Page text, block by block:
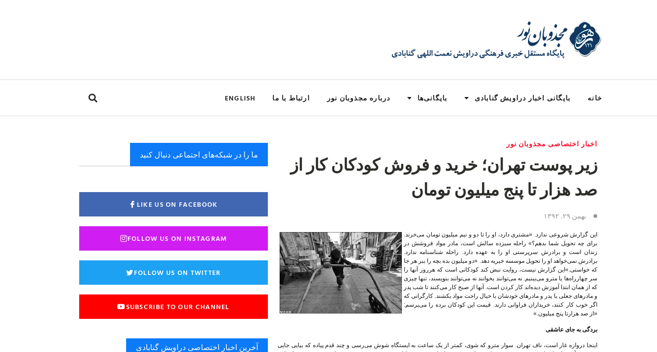
خانه بایگانی اخبار دراویش گنابادی بایگانی‌ها درباره مجذوبان نور ارتباط با ما ENGLISH
اخبار اختصاصی مجذوبان نور
زیر پوست تهران؛ خرید و فروش کودکان کار از
صد هزار تا پنج میلیون تومان
بهمن ۲۹, ۱۳۹۲
این گزارش شروعی ندارد. «مشتری دارد، او را تا دو و نیم میلیون تومان می‌خرند.
برای چه تحویل شما بدهم؟» راحله سیزده سالش است، مادر مواد فروشش در
زندان است و برادرش سرپرستی او را به عهده دارد. راحله شناسنامه ندارد.
برادرش نمی‌خواهد او را تحویل موسسه خیریه دهد. «دو میلیون بده بچه را ببر هر جا
که خواستی.»این گزارش نیست، روایت نبض کند کودکانی است که هرروز آنها را
سر چهارراه‌ها یا مترو می‌بینیم. نه می‌توانند بخوانند نه می‌توانند بنویسند، تنها چیزی
که از همان ابتدا آموزش دیده‌اند کار کردن است. آنها از صبح کار می‌کنند تا شب پدر
و مادرهای جعلی یا پدر و مادرهای خودشان با خیال راحت مواد بکشند. کارگرانی که
اگر خوب کار کنند، خریداران فراوانی دارند. قیمت این کودکان برده را می‌پرسم:
«از صد هزارتا پنج میلیون.»
بردگی به جای عاشقی
اینجا دروازه غار است، ناف تهران. سوار مترو که شوی، کمتر از یک ساعت به ایستگاه شوش می‌رسی و چند قدم پیاده که بیایی جایی
ما را در شبکه‌های اجتماعی دنبال کنید
LIKE US ON FACEBOOK
FOLLOW US ON INSTAGRAM
FOLLOW US ON TWITTER
SUBSCRIBE TO OUR CHANNEL
آخرین اخبار اختصاصی دراویش گنابادی